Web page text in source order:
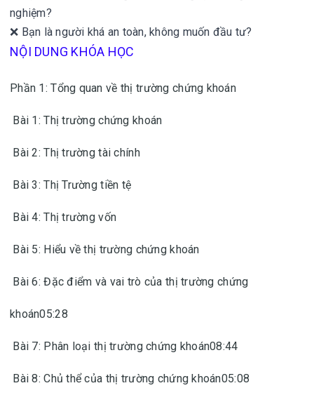
nghiệm?
❌ Bạn là người khá an toàn, không muốn đầu tư?
NỘI DUNG KHÓA HỌC
Phần 1: Tổng quan về thị trường chứng khoán
Bài 1: Thị trường chứng khoán
Bài 2: Thị trường tài chính
Bài 3: Thị Trường tiền tệ
Bài 4: Thị trường vốn
Bài 5: Hiểu về thị trường chứng khoán
Bài 6: Đặc điểm và vai trò của thị trường chứng
khoán05:28
Bài 7: Phân loại thị trường chứng khoán08:44
Bài 8: Chủ thể của thị trường chứng khoán05:08